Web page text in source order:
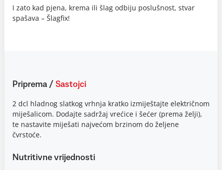
I zato kad pjena, krema ili šlag odbiju poslušnost, stvar
spašava – Šlagfix!
Priprema / Sastojci
2 dcl hladnog slatkog vrhnja kratko izmiještajte električnom
miješalicom. Dodajte sadržaj vrećice i šećer (prema želji),
te nastavite miješati najvećom brzinom do željene
čvrstoće.
Nutritivne vrijednosti